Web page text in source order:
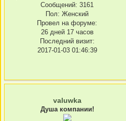
Сообщений: 3161
Пол: Женский
Провел на форуме:
26 дней 17 часов
Последний визит:
2017-01-03 01:46:39
valuwka
Душа компании!